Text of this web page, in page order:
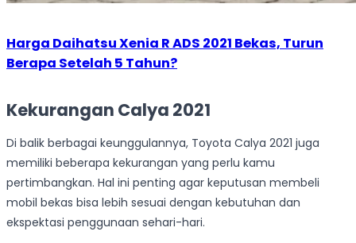
Harga Daihatsu Xenia R ADS 2021 Bekas, Turun
Berapa Setelah 5 Tahun?
Kekurangan Calya 2021
Di balik berbagai keunggulannya, Toyota Calya 2021 juga
memiliki beberapa kekurangan yang perlu kamu
pertimbangkan. Hal ini penting agar keputusan membeli
mobil bekas bisa lebih sesuai dengan kebutuhan dan
ekspektasi penggunaan sehari-hari.